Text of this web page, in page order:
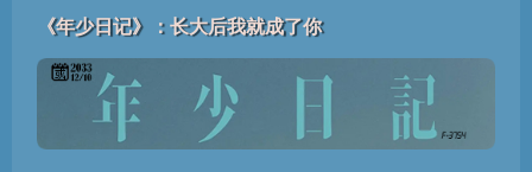
《年少日记》：长大后我就成了你